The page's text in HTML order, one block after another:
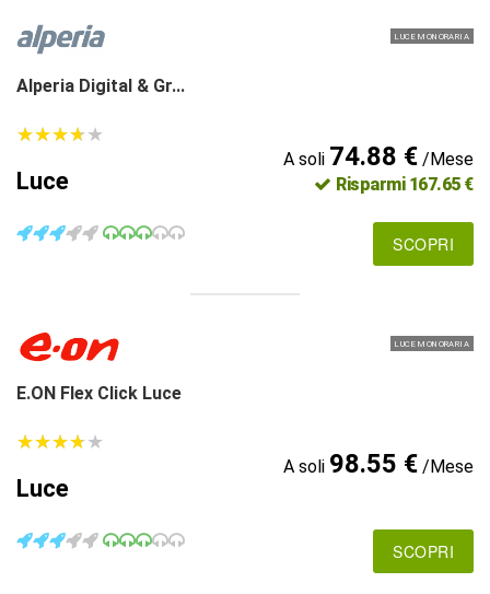
LUCE MONORARIA
Alperia Digital & Gr...
★★★★★
★★★★★
Luce
A soli 74.88 €/Mese
Risparmi 167.65 €
SCOPRI
LUCE MONORARIA
E.ON Flex Click Luce
★★★★★
★★★★★
Luce
A soli 98.55 €/Mese
SCOPRI